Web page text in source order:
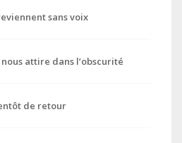
sans voix
attire dans l’obscurité
de retour